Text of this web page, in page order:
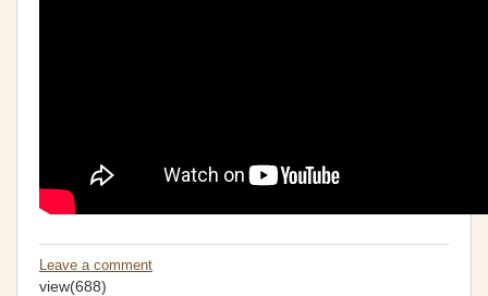
Leave a comment
view(688)